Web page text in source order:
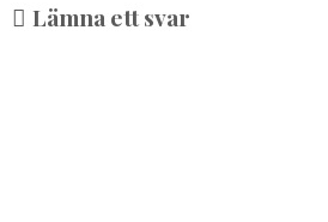
Lämna ett svar